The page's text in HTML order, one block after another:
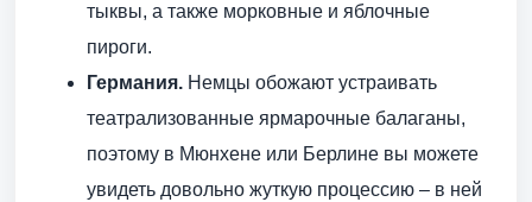
тыквы, а также морковные и яблочные
пироги.
Германия. Немцы обожают устраивать
театрализованные ярмарочные балаганы,
поэтому в Мюнхене или Берлине вы можете
увидеть довольно жуткую процессию – в ней